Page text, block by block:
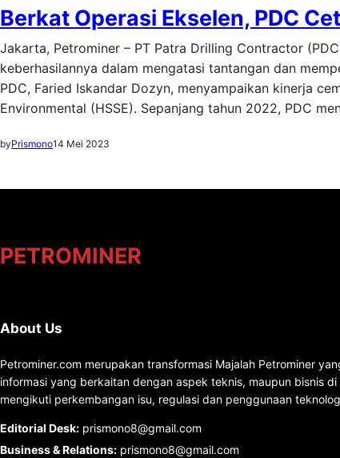
Berkat Operasi Ekselen, PDC
Jakarta, Petrominer – PT Patra Drilling Contractor
keberhasilannya dalam mengatasi tantangan dan
PDC, Faried Iskandar Dozyn, menyampaikan kinerja
Environmental (HSSE). Sepanjang tahun 2022, PDC
byPrismono14 Mei 2023
PETROMINER
About Us
Petrominer.com merupakan transformasi Majalah Petrominer
informasi yang berkaitan dengan aspek teknis, maupun bisnis
mengikuti perkembangan isu, regulasi dan penggunaan
Editorial Desk: prismono8@gmail.com
Business & Relations: prismono8@gmail.com